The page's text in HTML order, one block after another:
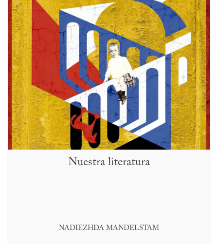
Nuestra literatura
NADIEZHDA MANDELSTAM